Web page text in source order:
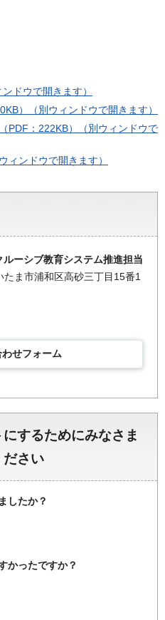
ドウで開きます）
）（別ウィンドウで開きます）
PDF：222KB）（別ウィンドウで
ィンドウで開きます）
ルーシブ教育システム推進担当
ま市浦和区高砂三丁目15番1
せフォーム
するためにみなさま
ださい
したか？
かったですか？